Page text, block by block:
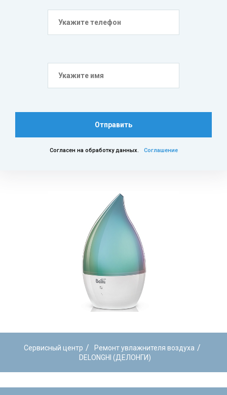
Отправить
Согласен на обработку данных. Соглашение
Сервисный центр / Ремонт увлажнителя воздуха /
DELONGHI (ДЕЛОНГИ)